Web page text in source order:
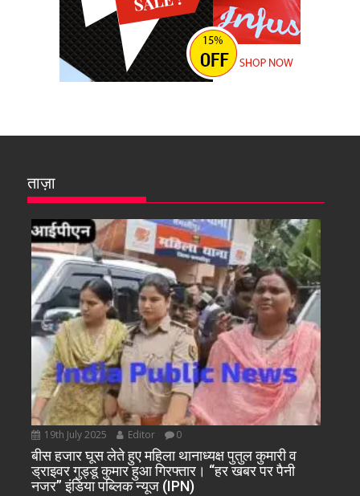
ताज़ा
19th July 2025 Editor 0
बीस हजार घूस लेते हुए महिला थानाध्यक्ष पुतुल कुमारी व
ड्राइवर गुड्डू कुमार हुआ गिरफ्तार। “हर खबर पर पैनी
नजर” इंडिया पब्लिक न्यूज (IPN)